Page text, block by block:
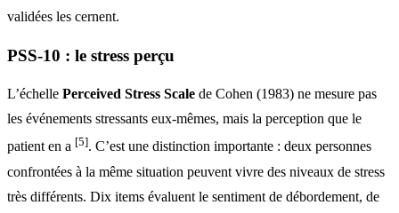
validées les cernent.
PSS-10 : le stress perçu
L’échelle Perceived Stress Scale de Cohen (1983) ne mesure pas
les événements stressants eux-mêmes, mais la perception que le
patient en a [5]. C’est une distinction importante : deux personnes
confrontées à la même situation peuvent vivre des niveaux de stress
très différents. Dix items évaluent le sentiment de débordement, de